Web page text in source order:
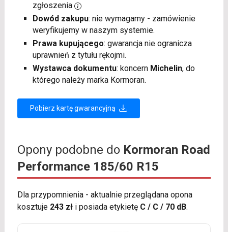
zgłoszenia
Dowód zakupu: nie wymagamy - zamówienie
weryfikujemy w naszym systemie.
Prawa kupującego: gwarancja nie ogranicza
uprawnień z tytułu rękojmi.
Wystawca dokumentu: koncern Michelin, do
którego należy marka Kormoran.
Pobierz kartę gwarancyjną
Opony podobne do Kormoran Road
Performance 185/60 R15
Dla przypomnienia - aktualnie przeglądana opona
kosztuje 243 złi posiada etykietę C / C / 70 dB.